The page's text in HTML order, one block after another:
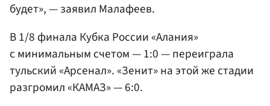
будет», — заявил Малафеев.
В 1/8 финала Кубка России «Алания»
с минимальным счетом — 1:0 — переиграла
тульский «Арсенал». «Зенит» на этой же стадии
разгромил «КАМАЗ» — 6:0.